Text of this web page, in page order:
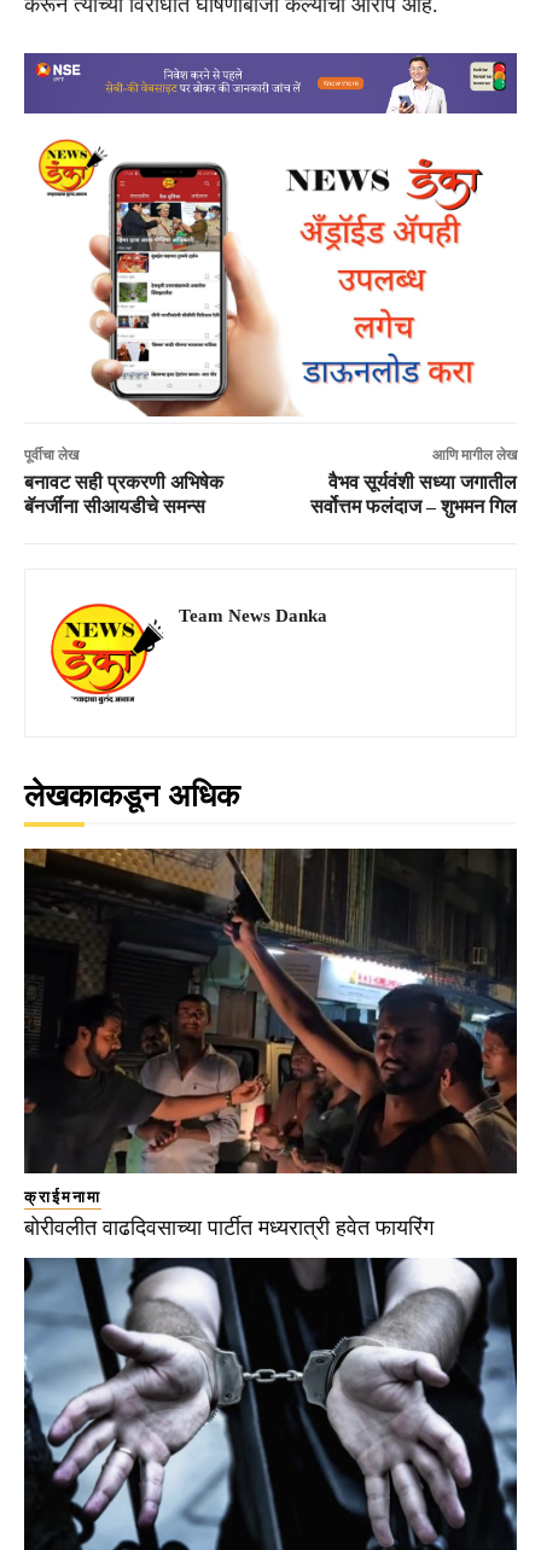
पूर्वीचा लेख
बनावट सही प्रकरणी अभिषेक
बॅनर्जींना सीआयडीचे समन्स
आणि मागील लेख
वैभव सूर्यवंशी सध्या जगातील
सर्वोत्तम फलंदाज – शुभमन गिल
Team News Danka
लेखकाकडून अधिक
क्राईमनामा
बोरीवलीत वाढदिवसाच्या पार्टीत मध्यरात्री हवेत फायरिंग